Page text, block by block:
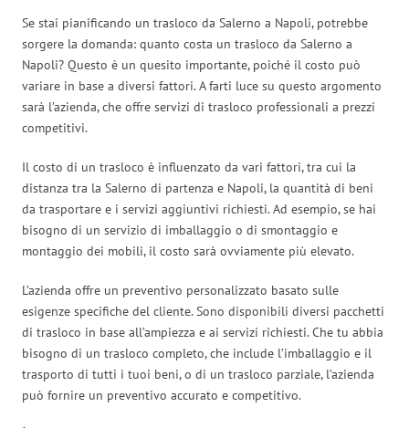
Se stai pianificando un trasloco da Salerno a Napoli, potrebbe
sorgere la domanda: quanto costa un trasloco da Salerno a
Napoli? Questo è un quesito importante, poiché il costo può
variare in base a diversi fattori. A farti luce su questo argomento
sarà l’azienda, che offre servizi di trasloco professionali a prezzi
competitivi.
Il costo di un trasloco è influenzato da vari fattori, tra cui la
distanza tra la Salerno di partenza e Napoli, la quantità di beni
da trasportare e i servizi aggiuntivi richiesti. Ad esempio, se hai
bisogno di un servizio di imballaggio o di smontaggio e
montaggio dei mobili, il costo sarà ovviamente più elevato.
L’azienda offre un preventivo personalizzato basato sulle
esigenze specifiche del cliente. Sono disponibili diversi pacchetti
di trasloco in base all’ampiezza e ai servizi richiesti. Che tu abbia
bisogno di un trasloco completo, che include l’imballaggio e il
trasporto di tutti i tuoi beni, o di un trasloco parziale, l’azienda
può fornire un preventivo accurato e competitivo.